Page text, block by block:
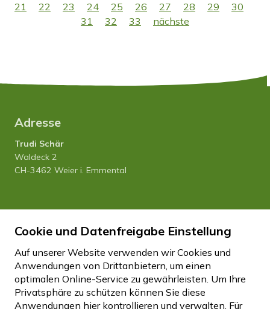
21
22 23 24 25 26 27 28 29
30
31
32 33 nächste
Adresse
Trudi Schär
Waldeck 2
CH-3462 Weier i. Emmental
Tel. 034 435 12 80
Natel 079 458 27 20
info
hfhwaldeck.ch
Impressum Datenschutz
Disclaimer
Cookie Einstellungen
Cookie und Datenfreigabe Einstellung
Auf unserer Website verwenden wir Cookies und
Anwendungen von Drittanbietern, um einen
optimalen Online-Service zu gewährleisten. Um Ihre
Privatsphäre zu schützen können Sie diese
Anwendungen hier kontrollieren und verwalten. Für